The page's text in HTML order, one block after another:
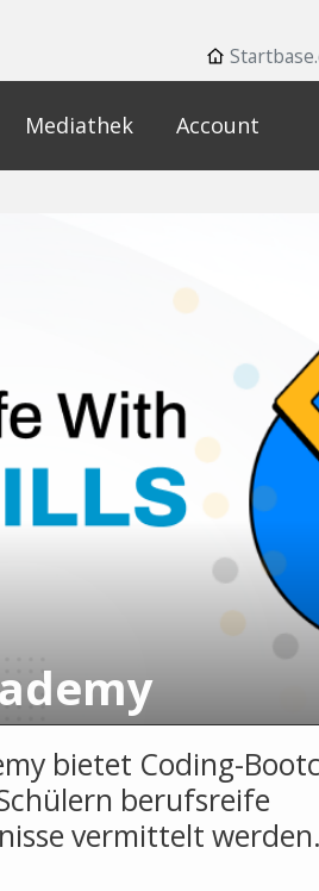
Mediathek Account
bietet Coding-
berufsreife
vermittelt werden.